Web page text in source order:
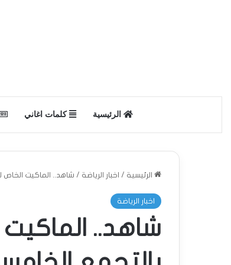
الرئيسية كلمات اغاني
الرئيسية / اخبار الرياضة / شاهد.. الماكيت الخاص
اخبار الرياضة
شاهد..